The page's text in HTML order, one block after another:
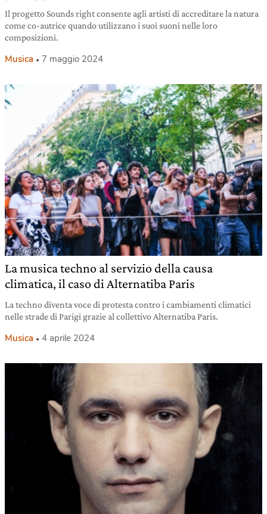
Il progetto Sounds right consente agli artisti di accreditare la natura
come co-autrice quando utilizzano i suoi suoni nelle loro
composizioni.
Musica 7 maggio 2024
La musica techno al servizio della causa
climatica, il caso di Alternatiba Paris
La techno diventa voce di protesta contro i cambiamenti climatici
nelle strade di Parigi grazie al collettivo Alternatiba Paris.
Musica 4 aprile 2024